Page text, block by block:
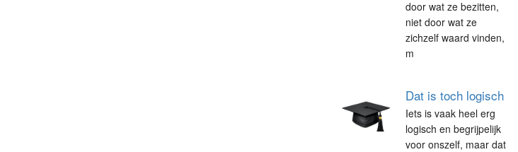
door wat ze bezitten,
niet door wat ze
zichzelf waard vinden,
m
Dat is toch logisch
Iets is vaak heel erg
logisch en begrijpelijk
voor onszelf, maar dat